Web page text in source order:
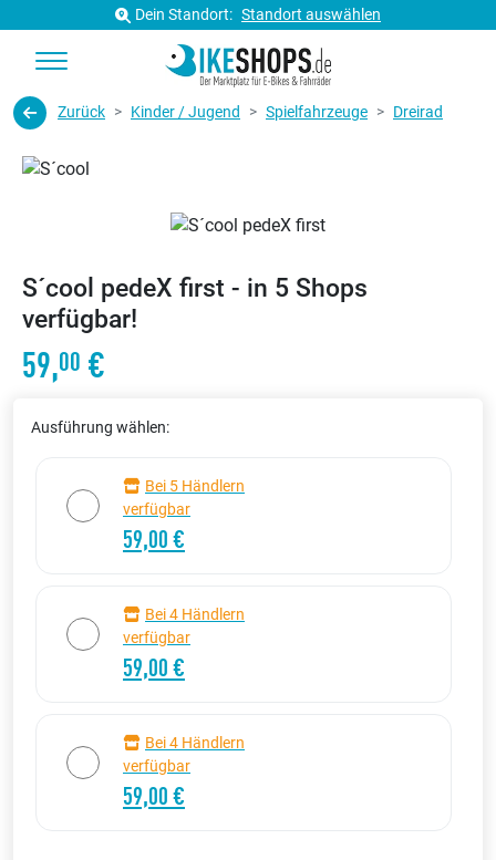
Dein Standort: Standort auswählen
Zurück Kinder / Jugend Spielfahrzeuge Dreirad
S´cool pedeX first - in 5 Shops
verfügbar!
59,00 €
Ausführung wählen:
Bei 5 Händlern
verfügbar
59,00 €
Bei 4 Händlern
verfügbar
59,00 €
Bei 4 Händlern
verfügbar
59,00 €